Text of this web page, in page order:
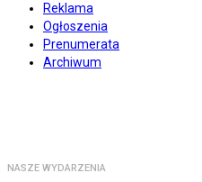
Reklama
Ogłoszenia
Prenumerata
Archiwum
NASZE WYDARZENIA